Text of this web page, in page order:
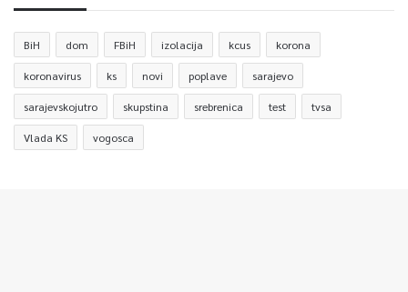
BiH dom FBiH izolacija kcus korona
koronavirus ks novi poplave sarajevo
sarajevskojutro skupstina srebrenica test tvsa
Vlada KS vogosca